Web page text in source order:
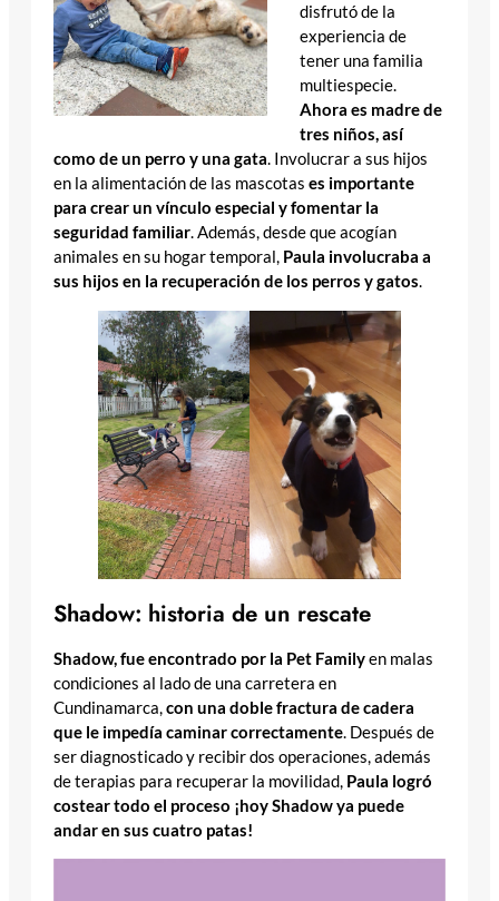
disfrutó de la
experiencia de
tener una familia
multiespecie.
Ahora es madre de
tres niños, así
como de un perro y una gata. Involucrar a sus hijos
en la alimentación de las mascotas es importante
para crear un vínculo especial y fomentar la
seguridad familiar. Además, desde que acogían
animales en su hogar temporal, Paula involucraba a
sus hijos en la recuperación de los perros y gatos.
Shadow: historia de un rescate
Shadow, fue encontrado por la Pet Familyen malas
condiciones al lado de una carretera en
Cundinamarca,con una doble fractura de cadera
que le impedía caminar correctamente. Después de
ser diagnosticado y recibir dos operaciones, además
de terapias para recuperar la movilidad, Paula logró
costear todo el proceso ¡hoy Shadow ya puede
andar en sus cuatro patas!